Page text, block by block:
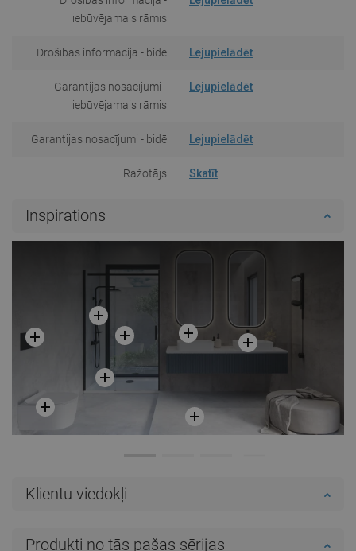
iebūvējamais rāmis
Drošības informācija - bidē Lejupielādēt
Garantijas nosacījumi -
iebūvējamais rāmis
Lejupielādēt
Garantijas nosacījumi - bidē Lejupielādēt
Ražotājs Skatīt
Inspirations
Klientu viedokļi
Produkti no tās pašas sērijas